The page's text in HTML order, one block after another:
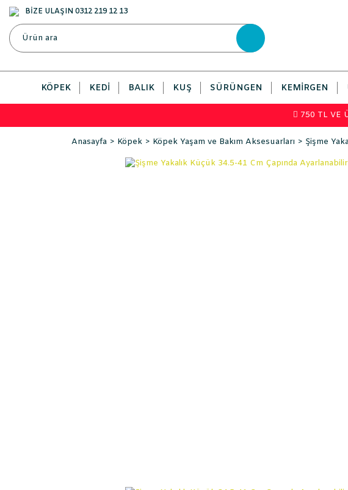
BİZE ULAŞIN 0312 219 12 13
KÖPEK KEDI BALIK KUŞ SÜRÜNGEN KEMIRGEN
750 TL VE
Anasayfa Köpek Köpek Yaşam ve Bakım Aksesuarları Şişme